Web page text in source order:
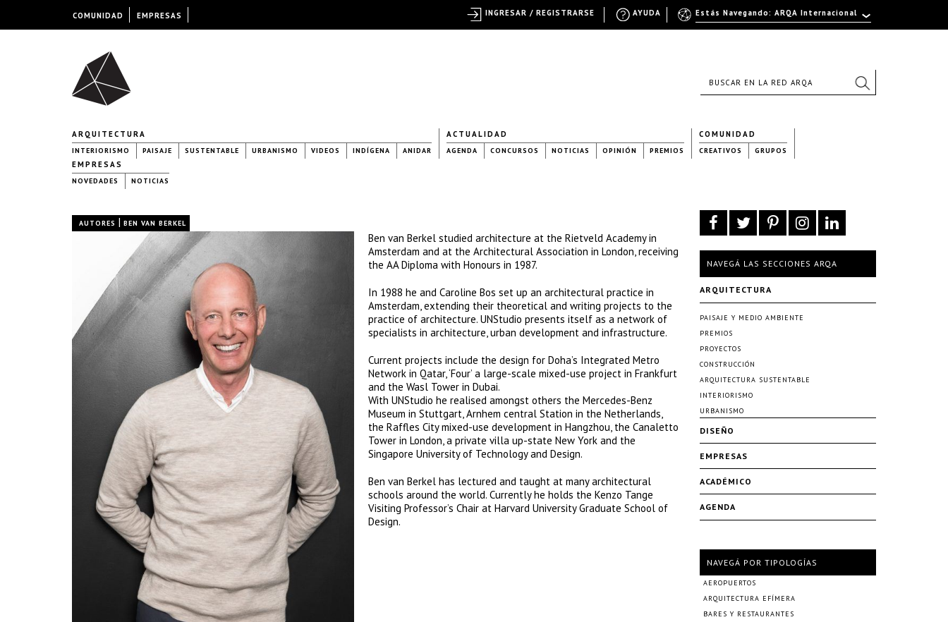
ARQUITECTURA
INTERIORISMO PAISAJE SUSTENTABLE URBANISMO VIDEOS INDÍGENA ANIDAR
ACTUALIDAD
AGENDA CONCURSOS NOTICIAS OPINIÓN PREMIOS
COMUNIDAD
CREATIVOS GRUPOS
EMPRESAS
NOVEDADES NOTICIAS
AUTORES | BEN VAN BERKEL
Ben van Berkel studied architecture at the Rietveld Academy in
Amsterdam and at the Architectural Association in London, receiving
the AA Diploma with Honours in 1987.
In 1988 he and Caroline Bos set up an architectural practice in
Amsterdam, extending their theoretical and writing projects to the
practice of architecture. UNStudio presents itself as a network of
specialists in architecture, urban development and infrastructure.
Current projects include the design for Doha’s Integrated Metro
Network in Qatar, ‘Four’ a large-scale mixed-use project in Frankfurt
and the Wasl Tower in Dubai.
With UNStudio he realised amongst others the Mercedes-Benz
Museum in Stuttgart, Arnhem central Station in the Netherlands,
the Raffles City mixed-use development in Hangzhou, the Canaletto
Tower in London, a private villa up-state New York and the
Singapore University of Technology and Design.
Ben van Berkel has lectured and taught at many architectural
schools around the world. Currently he holds the Kenzo Tange
Visiting Professor’s Chair at Harvard University Graduate School of
Design.
NAVEGÁ LAS SECCIONES ARQA
ARQUITECTURA
PAISAJE Y MEDIO AMBIENTE
PREMIOS
PROYECTOS
CONSTRUCCIÓN
ARQUITECTURA SUSTENTABLE
INTERIORISMO
URBANISMO
DISEÑO
EMPRESAS
ACADÉMICO
AGENDA
NAVEGÁ POR TIPOLOGÍAS
AEROPUERTOS
ARQUITECTURA EFÍMERA
BARES Y RESTAURANTES
COMUNIDAD EMPRESAS Estás Navegando: ARQA Internacional
AYUDA
INGRESAR / REGISTRARSE